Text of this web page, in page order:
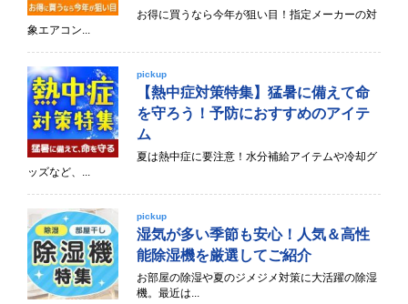
お得に買うなら今年が狙い目！指定メーカーの対
象エアコン...
pickup
【熱中症対策特集】猛暑に備えて命
を守ろう！予防におすすめのアイテ
ム
夏は熱中症に要注意！水分補給アイテムや冷却グ
ッズなど、...
pickup
湿気が多い季節も安心！人気＆高性
能除湿機を厳選してご紹介
お部屋の除湿や夏のジメジメ対策に大活躍の除湿
機。最近は...